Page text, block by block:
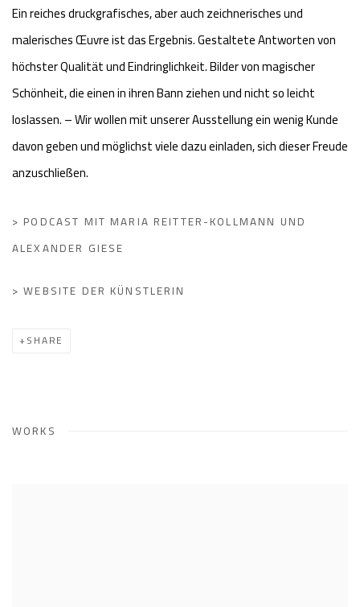
Ein reiches druckgrafisches, aber auch zeichnerisches und
malerisches Œuvre ist das Ergebnis. Gestaltete Antworten von
höchster Qualität und Eindringlichkeit. Bilder von magischer
Schönheit, die einen in ihren Bann ziehen und nicht so leicht
loslassen. – Wir wollen mit unserer Ausstellung ein wenig Kunde
davon geben und möglichst viele dazu einladen, sich dieser Freude
anzuschließen.
> PODCAST MIT MARIA REITTER-KOLLMANN UND
ALEXANDER GIESE
> WEBSITE DER KÜNSTLERIN
SHARE
WORKS